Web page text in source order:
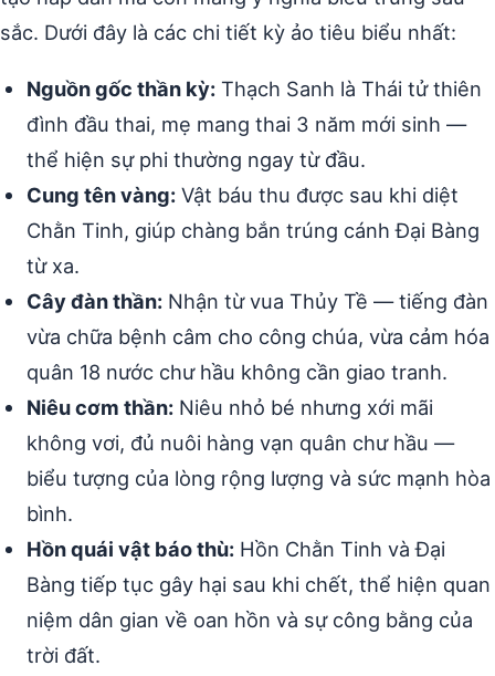
sắc. Dưới đây là các chi tiết kỳ ảo tiêu biểu nhất:
Nguồn gốc thần kỳ: Thạch Sanh là Thái tử thiên
đình đầu thai, mẹ mang thai 3 năm mới sinh —
thể hiện sự phi thường ngay từ đầu.
Cung tên vàng: Vật báu thu được sau khi diệt
Chằn Tinh, giúp chàng bắn trúng cánh Đại Bàng
từ xa.
Cây đàn thần: Nhận từ vua Thủy Tề — tiếng đàn
vừa chữa bệnh câm cho công chúa, vừa cảm hóa
quân 18 nước chư hầu không cần giao tranh.
Niêu cơm thần: Niêu nhỏ bé nhưng xới mãi
không vơi, đủ nuôi hàng vạn quân chư hầu —
biểu tượng của lòng rộng lượng và sức mạnh hòa
bình.
Hồn quái vật báo thù: Hồn Chằn Tinh và Đại
Bàng tiếp tục gây hại sau khi chết, thể hiện quan
niệm dân gian về oan hồn và sự công bằng của
trời đất.